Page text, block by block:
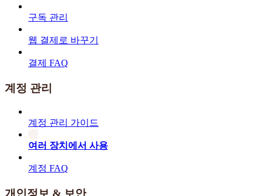
구독 관리
웹 결제로 바꾸기
결제 FAQ
계정 관리
계정 관리 가이드
여러 장치에서 사용
계정 FAQ
개인정보 & 보안